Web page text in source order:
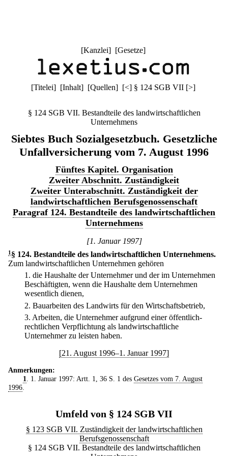
[Kanzlei] [Gesetze]
[Titelei] [Inhalt] [Quellen] [<] § 124 SGB VII [>]
§ 124 SGB VII. Bestandteile des landwirtschaftlichen
Unternehmens
Siebtes Buch Sozialgesetzbuch. Gesetzliche
Unfallversicherung vom 7. August 1996
Fünftes Kapitel. Organisation
Zweiter Abschnitt. Zuständigkeit
Zweiter Unterabschnitt. Zuständigkeit der
landwirtschaftlichen Berufsgenossenschaft
Paragraf 124. Bestandteile des landwirtschaftlichen
Unternehmens
[1. Januar 1997]
1 § 124. Bestandteile des landwirtschaftlichen Unternehmens.
Zum landwirtschaftlichen Unternehmen gehören
1. die Haushalte der Unternehmer und der im Unternehmen
Beschäftigten, wenn die Haushalte dem Unternehmen
wesentlich dienen,
2. Bauarbeiten des Landwirts für den Wirtschaftsbetrieb,
3. Arbeiten, die Unternehmer aufgrund einer öffentlich-
rechtlichen Verpflichtung als landwirtschaftliche
Unternehmer zu leisten haben.
[21. August 1996–1. Januar 1997]
Anmerkungen:
1
. 1. Januar 1997: Artt. 1, 36 S. 1 des Gesetzes vom 7. August
1996
Umfeld von § 124 SGB VII
§ 123 SGB VII. Zuständigkeit der landwirtschaftlichen
Berufsgenossenschaft
§ 124 SGB VII. Bestandteile des landwirtschaftlichen